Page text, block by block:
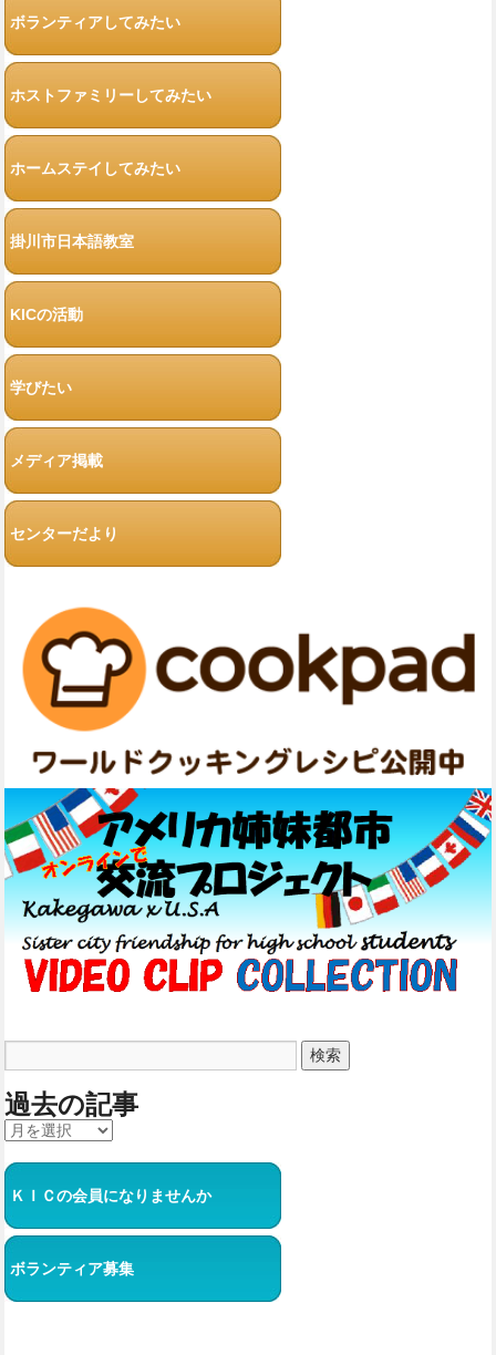
ボランティアしてみたい
ホストファミリーしてみたい
ホームステイしてみたい
掛川市日本語教室
KICの活動
学びたい
メディア掲載
センターだより
過去の記事
ＫＩＣの会員になりませんか
ボランティア募集